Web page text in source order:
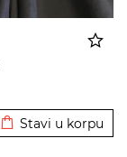
Stavi u korpu